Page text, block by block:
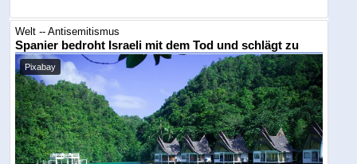
Welt -- Antisemitismus
Spanier bedroht Israeli mit dem Tod und schlägt zu
Pixabay